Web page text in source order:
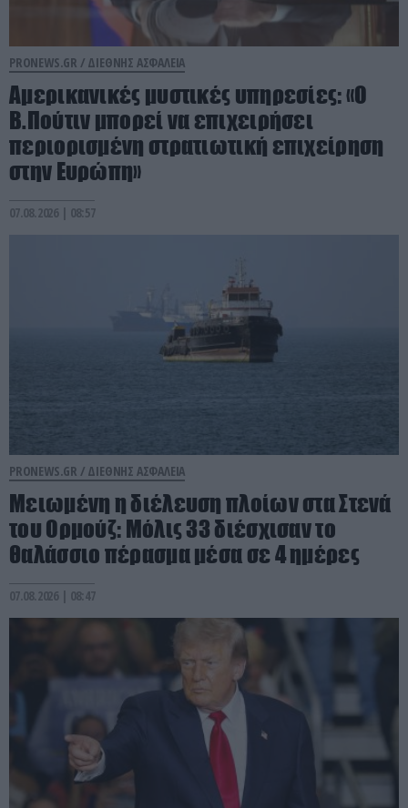
PRONEWS.GR / ΔΙΕΘΝΗΣ ΑΣΦΑΛΕΙΑ
Αμερικανικές μυστικές υπηρεσίες: «Ο
Β.Πούτιν μπορεί να επιχειρήσει
περιορισμένη στρατιωτική επιχείρηση
στην Ευρώπη»
07.08.2026 | 08:57
PRONEWS.GR / ΔΙΕΘΝΗΣ ΑΣΦΑΛΕΙΑ
Μειωμένη η διέλευση πλοίων στα Στενά
του Ορμούζ: Μόλις 33 διέσχισαν το
θαλάσσιο πέρασμα μέσα σε 4 ημέρες
07.08.2026 | 08:47